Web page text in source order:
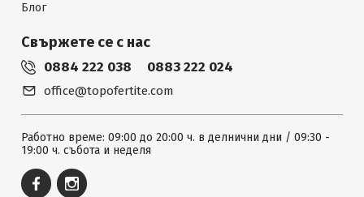
Блог
Свържете се с нас
0884 222 038 0883 222 024
office@topofertite.com
Работно време: 09:00 до 20:00 ч. в делнични дни / 09:30 -
19:00 ч. събота и неделя